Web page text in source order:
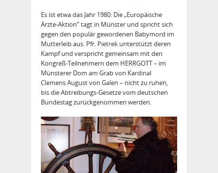
Es ist etwa das Jahr 1980: Die „Europäische
Ärzte-Aktion“ tagt in Münster und spricht sich
gegen den populär gewordenen Babymord im
Mutterleib aus. Pfr. Pietrek unterstützt deren
Kampf und verspricht gemeinsam mit den
Kongreß-Teilnehmern dem HERRGOTT – im
Münsterer Dom am Grab von Kardinal
Clemens August von Galen – nicht zu ruhen,
bis die Abtreibungs-Gesetze vom deutschen
Bundestag zurückgenommen werden.